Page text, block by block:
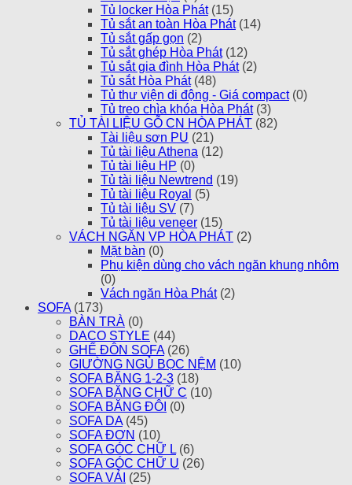
Tủ locker Hòa Phát (15)
Tủ sắt an toàn Hòa Phát (14)
Tủ sắt gấp gọn (2)
Tủ sắt ghép Hòa Phát (12)
Tủ sắt gia đình Hòa Phát (2)
Tủ sắt Hòa Phát (48)
Tủ thư viện di động - Giá compact (0)
Tủ treo chìa khóa Hòa Phát (3)
TỦ TÀI LIỆU GỖ CN HÒA PHÁT (82)
Tài liệu sơn PU (21)
Tủ tài liệu Athena (12)
Tủ tài liệu HP (0)
Tủ tài liệu Newtrend (19)
Tủ tài liệu Royal (5)
Tủ tài liệu SV (7)
Tủ tài liệu veneer (15)
VÁCH NGĂN VP HÒA PHÁT (2)
Mặt bàn (0)
Phụ kiện dùng cho vách ngăn khung nhôm
(0)
Vách ngăn Hòa Phát (2)
SOFA (173)
BÀN TRÀ (0)
DACO STYLE (44)
GHẾ ĐÔN SOFA (26)
GIƯỜNG NGỦ BỌC NỆM (10)
SOFA BĂNG 1-2-3 (18)
SOFA BĂNG CHỮ C (10)
SOFA BĂNG ĐÔI (0)
SOFA DA (45)
SOFA ĐƠN (10)
SOFA GÓC CHỮ L (6)
SOFA GÓC CHỮ U (26)
SOFA VẢI (25)